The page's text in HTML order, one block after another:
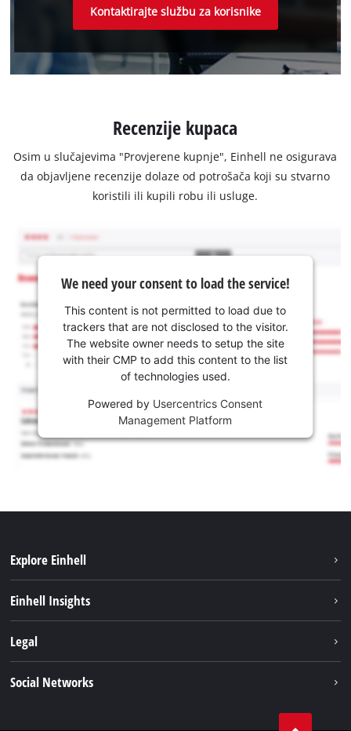
Kontaktirajte službu za korisnike
Recenzije kupaca
Osim u slučajevima "Provjerene kupnje", Einhell ne osigurava
da objavljene recenzije dolaze od potrošača koji su stvarno
koristili ili kupili robu ili usluge.
We need your consent to load the service!
This content is not permitted to load due to
trackers that are not disclosed to the visitor.
The website owner needs to setup the site
with their CMP to add this content to the list
of technologies used.
Powered by Usercentrics Consent
Management Platform
Explore Einhell
Usluge
Einhell Insights
Einhell globalno
Legal
Social Networks